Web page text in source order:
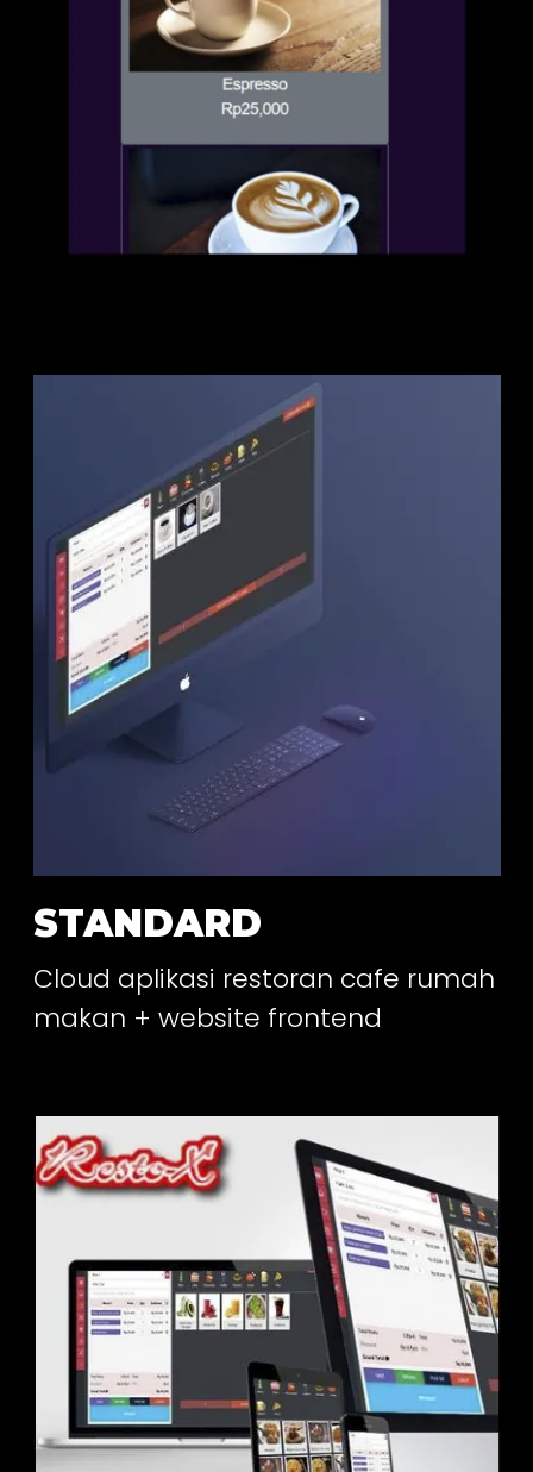
STANDARD
Cloud aplikasi restoran cafe rumah
makan + website frontend